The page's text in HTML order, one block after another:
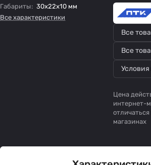
Габариты: 30х22х10 мм
Все характеристики
Все
Все
Цена
интернет-
магазинах